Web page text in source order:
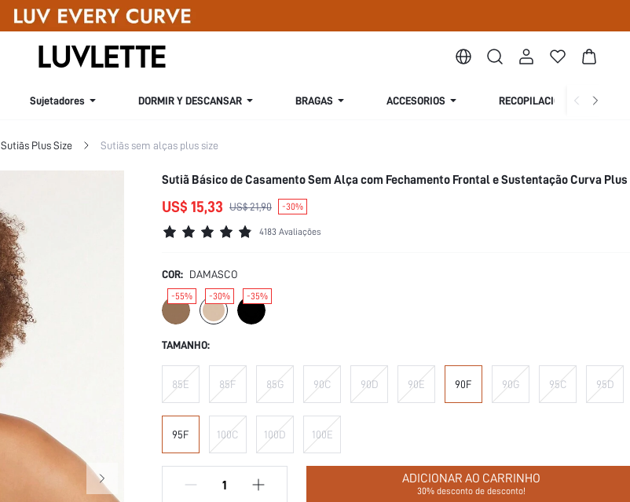
Sujetadores DORMIR Y DESCANSAR BRAGAS ACCESORIOS RECOPILACIÓN
Sutiãs Plus Size Sutiãs sem alças plus size
Sutiã Básico de Casamento Sem Alça com Fechamento Frontal e Sustentação Curva
US$ 15,33 US$ 21,90 -30%
4183 Avaliações
COR: DAMASCO
-55% -30% -35%
TAMANHO:
85E 85F 85G 90C 90D 90E 90F 90G 95C 95D
95F 100C 100D 100E
ADICIONAR AO CARRINHO
30% desconto de desconto!